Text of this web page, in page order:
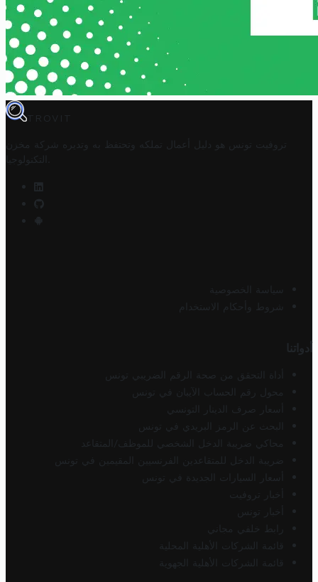
TROVIT
تروفيت تونس هو دليل أعمال تملكه وتحتفظ به وتديره
شركة مخزن
التكنولوجيا
سياسة الخصوصية
شروط وأحكام الاستخدام
أدواتنا
أداة التحقق من صحة الرقم الضريبي تونس
محول رقم الحساب الآيبان في تونس
أسعار صرف الدينار التونسي
البحث عن الرمز البريدي في تونس
محاكي ضريبة الدخل الشخصي للموظف/المتقاعد
ضريبة الدخل للمتقاعدين الفرنسيين المقيمين في تونس
أسعار السيارات الجديدة في تونس
أخبار تروفيت
أخبار تونس
رابط خلفي مجاني
قائمة الشركات الأهلية المحلية
قائمة الشركات الأهلية الجهوية